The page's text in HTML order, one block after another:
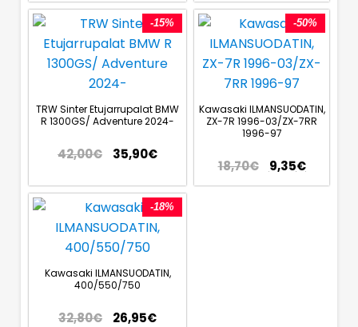
-15%
TRW Sinter Etujarrupalat BMW
R 1300GS/ Adventure 2024-
42,00€ 35,90€
-50%
Kawasaki ILMANSUODATIN,
ZX-7R 1996-03/ZX-7RR
1996-97
18,70€ 9,35€
-18%
Kawasaki ILMANSUODATIN,
400/550/750
32,80€ 26,95€